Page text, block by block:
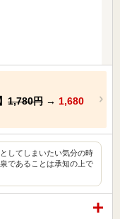
1,780円 → 1,680
してしまいたい気分の時
であることは承知の上で